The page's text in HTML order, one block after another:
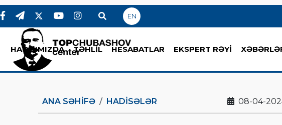
EN
HAQQIMIZDA TƏHLİL HESABATLAR EKSPERT RƏYİ
ANA SƏHIFƏ HADİSƏLƏR 08-04-